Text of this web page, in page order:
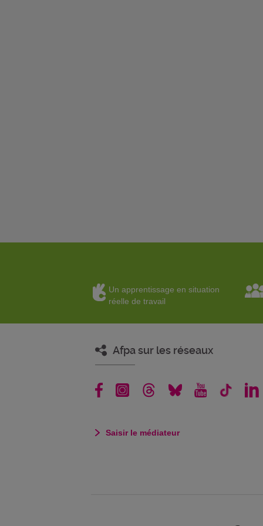
Un apprentissage en situation
réelle de travail
Afpa sur les réseaux
Saisir le médiateur